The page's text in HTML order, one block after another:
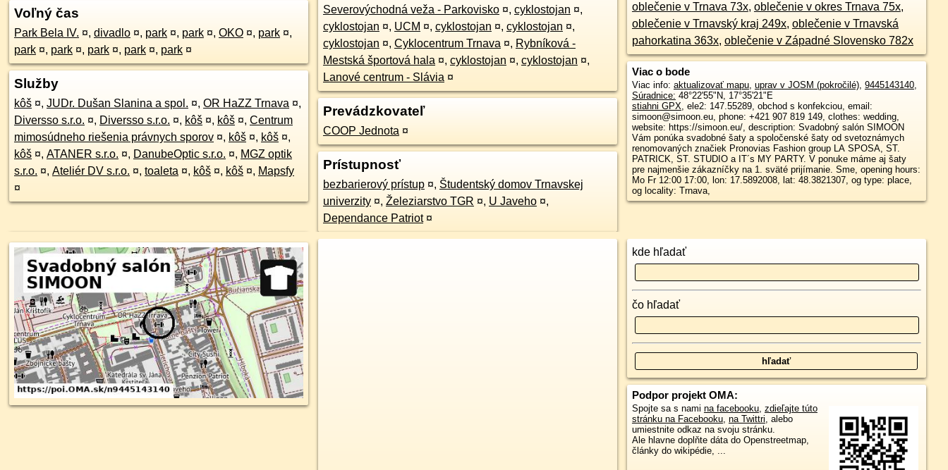
Voľný čas
Park Bela IV. ¤, divadlo ¤, park ¤, park ¤, OKO ¤, park ¤,
park ¤, park ¤, park ¤, park ¤, park ¤
Služby
kôš ¤, JUDr. Dušan Slanina a spol. ¤, OR HaZZ Trnava ¤,
Diversso s.r.o. ¤, Diversso s.r.o. ¤, kôš ¤, kôš ¤, Centrum
mimosúdneho riešenia právnych sporov ¤, kôš ¤, kôš ¤,
kôš ¤, ATANER s.r.o. ¤, DanubeOptic s.r.o. ¤, MGZ optik
s.r.o. ¤, Ateliér DV s.r.o. ¤, toaleta ¤, kôš ¤, kôš ¤, Mapsfy
¤
Severovýchodná veža - Parkovisko ¤, cyklostojan ¤,
cyklostojan ¤, UCM ¤, cyklostojan ¤, cyklostojan ¤,
cyklostojan ¤, Cyklocentrum Trnava ¤, Rybníková -
Mestská športová hala ¤, cyklostojan ¤, cyklostojan ¤,
Lanové centrum - Slávia ¤
Prevádzkovateľ
COOP Jednota ¤
Prístupnosť
bezbarierový prístup ¤, Študentský domov Trnavskej
univerzity ¤, Železiarstvo TGR ¤, U Javeho ¤,
Dependance Patriot ¤
oblečenie v Trnava 73x, oblečenie v okres Trnava 75x,
oblečenie v Trnavský kraj 249x, oblečenie v Trnavská
pahorkatina 363x, oblečenie v Západné Slovensko 782x
Viac o bode
Viac info: aktualizovať mapu, uprav v JOSM (pokročilé), 9445143140,
Súradnice: 48°22'55"N, 17°35'21"E
stiahni GPX, ele2: 147.55289, obchod s konfekciou, email:
simoon@simoon.eu, phone: +421 907 819 149, clothes: wedding,
website: https://simoon.eu/, description: Svadobný salón SIMOON
Vám ponúka svadobné šaty a spoločenské šaty od svetoznámych
renomovaných značiek Pronovias Fashion group LA SPOSA, ST.
PATRICK, ST. STUDIO a IT´s MY PARTY. V ponuke máme aj šaty
pre najmenšie zákazníčky na 1. sväté prijímanie. Sme, opening hours:
Mo Fr 12:00 17:00, lon: 17.5892008, lat: 48.3821307, og type: place,
og locality: Trnava,
kde hľadať
čo hľadať
Podpor projekt OMA:
Spojte sa s nami na facebooku, zdieľajte túto
stránku na Facebooku, na Twittri, alebo
umiestnite odkaz na svoju stránku.
Ale hlavne doplňte dáta do Openstreetmap,
články do wikipédie, ...